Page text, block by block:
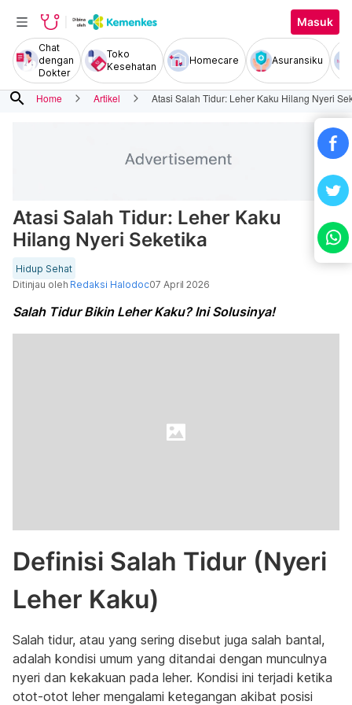
Masuk
Chat
dengan
Dokter
Toko
Kesehatan
Homecare Asuransiku
search Home Artikel Atasi Salah Tidur: Leher Kaku Hilang Nyeri
Atasi Salah Tidur: Leher Kaku
Hilang Nyeri Seketika
Hidup Sehat
Ditinjau oleh Redaksi Halodoc07 April 2026
Salah Tidur Bikin Leher Kaku? Ini Solusinya!
Definisi Salah Tidur (Nyeri
Leher Kaku)
Salah tidur, atau yang sering disebut juga salah bantal,
adalah kondisi umum yang ditandai dengan munculnya
nyeri dan kekakuan pada leher. Kondisi ini terjadi ketika
otot-otot leher mengalami ketegangan akibat posisi